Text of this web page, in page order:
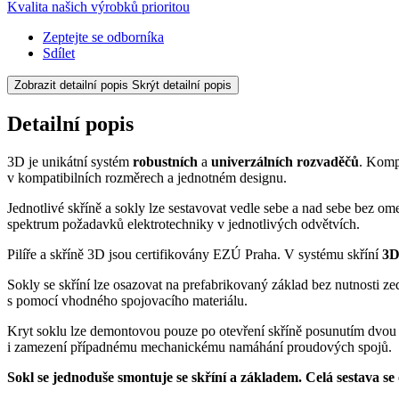
Kvalita našich výrobků prioritou
Zeptejte se odborníka
Sdílet
Zobrazit detailní popis Skrýt detailní popis
Detailní popis
3D je unikátní systém robustních a univerzálních rozvaděčů.
v kompatibilních rozměrech a jednotném designu.
Jednotlivé skříně a sokly lze sestavovat vedle sebe a nad sebe bez
spektrum požadavků elektrotechniky v jednotlivých odvětvích.
Pilíře a skříně 3D jsou certifikovány EZÚ Praha. V systému skříní3D
Sokly se skříní lze osazovat na prefabrikovaný základ bez nutnosti
s pomocí vhodného spojovacího materiálu.
Kryt soklu lze demontovou pouze po otevření skříně posunutím
i zamezení případnému mechanickému namáhání proudových spojů.
Sokl se jednoduše smontuje se skříní a základem. Celá sestava